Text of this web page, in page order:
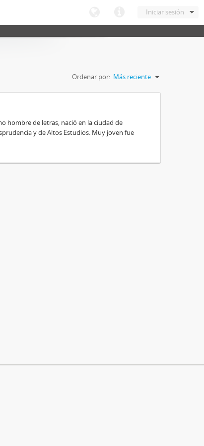
Iniciar sesión
Ordenar por: Más reciente
hombre de letras, nació en la ciudad de
y de Altos Estudios. Muy joven fue